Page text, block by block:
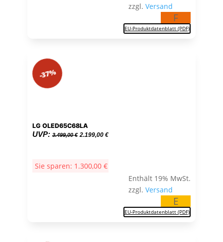
zzgl.Versand
F
EU-Produktdatenblatt (PDF)
LG OLED65C68LA
UVP: 3.499,00€ Ursprünglicher
3.499,00 €
2.199,00 €Aktueller
Sie sparen: 1.300,00 €
Enthält 19% MwSt.
zzgl.Versand
E
EU-Produktdatenblatt (PDF)
-37%